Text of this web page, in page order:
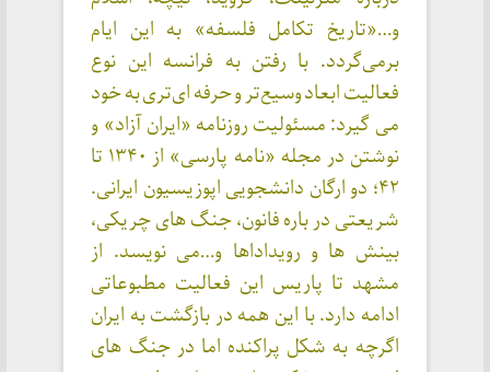
و…«تاریخ تکامل فلسفه» به این ایام
برمی‌گردد. با رفتن به فرانسه این نوع
فعالیت ابعاد وسیع‌تر و حرفه ای‌تری به خود
می گیرد: مسئولیت روزنامه «ایران آزاد» و
نوشتن در مجله «نامه پارسی» از ۱۳۴۰ تا
۴۲؛ دو ارگان دانشجویی اپوزیسیون ایرانی.
شریعتی در باره فانون، جنگ های چریکی،
بینش ها و رویداداها و…می نویسد. از
مشهد تا پاریس این فعالیت مطبوعاتی
ادامه دارد. با این همه در بازگشت به ایران
اگرچه به شکل پراکنده اما در جنگ های